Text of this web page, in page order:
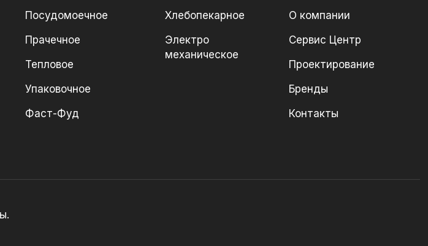
Посудомоечное
Прачечное
Тепловое
Упаковочное
Фаст-Фуд
Хлебопекарное
Электро
механическое
О компании
Сервис Центр
Проектирование
Бренды
Контакты